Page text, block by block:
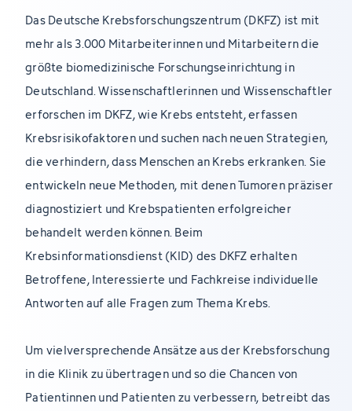
Das Deutsche Krebsforschungszentrum (DKFZ) ist mit
mehr als 3.000 Mitarbeiterinnen und Mitarbeitern die
größte biomedizinische Forschungseinrichtung in
Deutschland. Wissenschaftlerinnen und Wissenschaftler
erforschen im DKFZ, wie Krebs entsteht, erfassen
Krebsrisikofaktoren und suchen nach neuen Strategien,
die verhindern, dass Menschen an Krebs erkranken. Sie
entwickeln neue Methoden, mit denen Tumoren präziser
diagnostiziert und Krebspatienten erfolgreicher
behandelt werden können. Beim
Krebsinformationsdienst (KID) des DKFZ erhalten
Betroffene, Interessierte und Fachkreise individuelle
Antworten auf alle Fragen zum Thema Krebs.
Um vielversprechende Ansätze aus der Krebsforschung
in die Klinik zu übertragen und so die Chancen von
Patientinnen und Patienten zu verbessern, betreibt das